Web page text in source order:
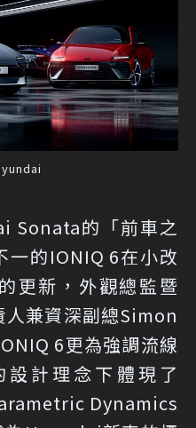
Sonata的「前車之
一的IONIQ 6在小改
更新，外觀總監暨
兼資深副總Simon
6更為強調流線
計理念下體現了
Dynamics